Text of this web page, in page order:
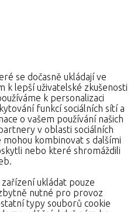
se dočasně ukládají ve
k lepší uživatelské zkušenosti
k personalizaci
funkcí sociálních sítí a
o vašem používání našich
v oblasti sociálních
kombinovat s dalšími
nebo které shromáždili
ukládat pouze
nutné pro provoz
typy souborů cookie